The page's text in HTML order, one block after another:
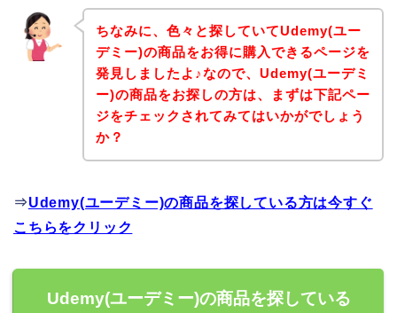
ちなみに、色々と探していてUdemy(ユー
デミー)の商品をお得に購入できるページを
発見しましたよ♪なので、Udemy(ユーデミ
ー)の商品をお探しの方は、まずは下記ペー
ジをチェックされてみてはいかがでしょう
か？
⇒Udemy(ユーデミー)の商品を探している方は今すぐ
こちらをクリック
Udemy(ユーデミー)の商品を探している